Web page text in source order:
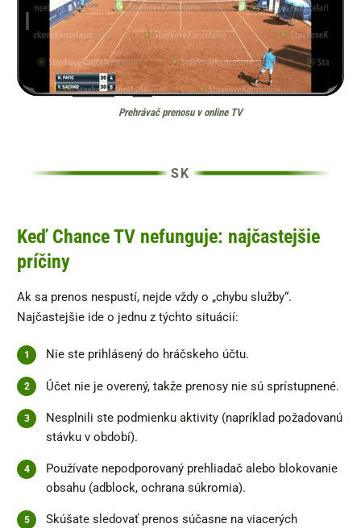
Prehrávač prenosu v online TV
Keď Chance TV nefunguje: najčastejšie
príčiny
Ak sa prenos nespustí, nejde vždy o „chybu služby“.
Najčastejšie ide o jednu z týchto situácií:
Nie ste prihlásený do hráčskeho účtu.
Účet nie je overený, takže prenosy nie sú sprístupnené.
Nesplnili ste podmienku aktivity (napríklad požadovanú
stávku v období).
Používate nepodporovaný prehliadač alebo blokovanie
obsahu (adblock, ochrana súkromia).
Skúšate sledovať prenos súčasne na viacerých